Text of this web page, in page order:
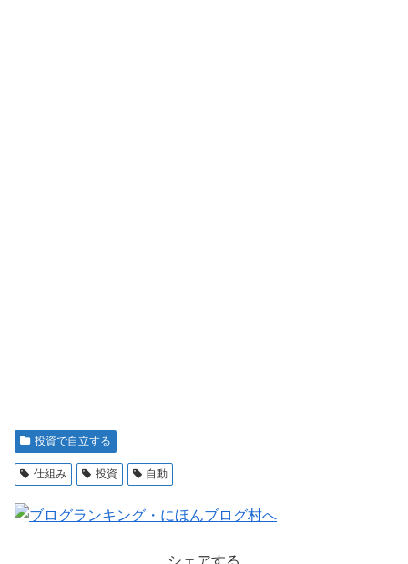
投資で自立する
仕組み 投資 自動
シェアする